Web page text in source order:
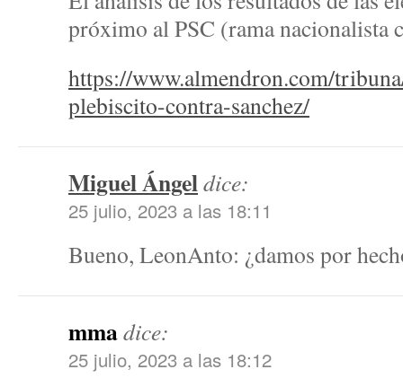
próximo al PSC (rama nacionalista
https://www.almendron.com/
plebiscito-contra-sanchez/
Miguel Ángeldice:
25 julio, 2023 a las 18:11
Bueno, LeonAnto: ¿damos por
mmadice:
25 julio, 2023 a las 18:12